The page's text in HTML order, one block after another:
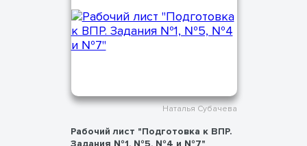
Наталья Субачева
Рабочий лист "Подготовка к ВПР.
Задания №1, №5, №4 и №7"